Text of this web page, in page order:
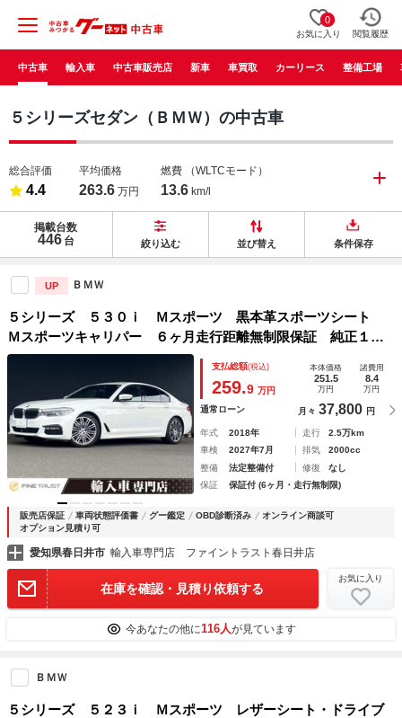
0
お気に入り 閲覧履歴
中古車 輸入車 中古車販売店 新車 車買取 カーリース 整備工場
５シリーズセダン（ＢＭＷ）の中古車
総合評価
4.4
平均価格
263.6 万円
燃費 （WLTCモード）
13.6 km/l
掲載台数
446 台 絞り込む 並び替え 条件保存
UP ＢＭＷ
５シリーズ ５３０ｉ Ｍスポーツ 黒本革スポーツシート
Ｍスポーツキャリパー ６ヶ月走行距離無制限保証 純正１
０．２インチナビ アラウンドビューモニター 禁煙車 アダ
プティブクルーズコントロール パーキングアシスト シート
ヒーター
支払総額(税込)
259.9 万円
本体価格
251.5
万円
諸費用
8.4
万円
通常ローン 月々 37,800 円
年式 2018年 走行
2.5万km
車検
2027年7月 排気
2000cc
整備
法定整備付 修復
なし
保証
保証付 (6ヶ月・走行無制限)
販売店保証 車両状態評価書 グー鑑定 OBD診断済み
オンライン商談可
オプション見積り可
愛知県春日井市 輸入車専門店 ファイントラスト春日井店
在庫を確認・見積り依頼する
お気に入り
今あなたの他に116人が見ています
ＢＭＷ
５シリーズ ５２３ｉ Ｍスポーツ レザーシート・ドライブ